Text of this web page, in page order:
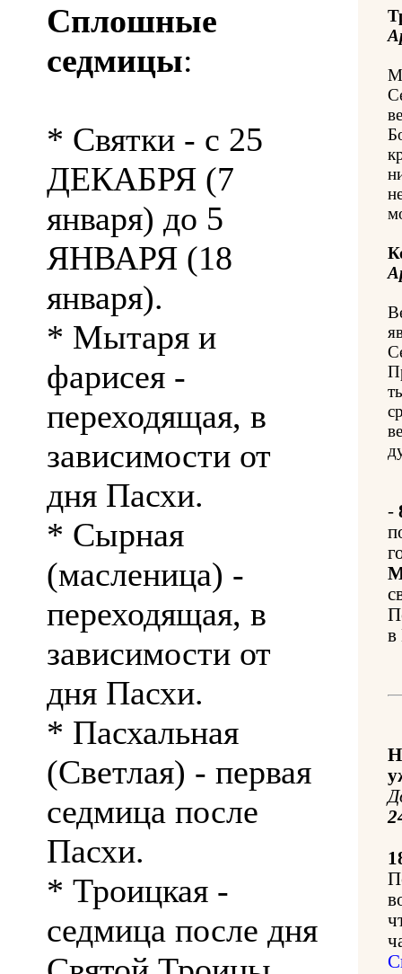
Сплошные
седмицы:
* Святки - с 25
ДЕКАБРЯ (7
января) до 5
ЯНВАРЯ (18
января).
* Мытаря и
фарисея -
переходящая, в
зависимости от
дня Пасхи.
* Сырная
(масленица) -
переходящая, в
зависимости от
дня Пасхи.
* Пасхальная
(Светлая) - первая
седмица после
Пасхи.
* Троицкая -
седмица после дня
-
в